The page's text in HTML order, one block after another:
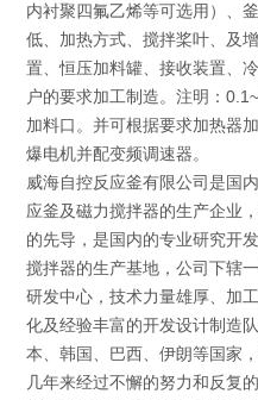
内衬聚四氟乙烯等可选用）、
低、加热方式、搅拌桨叶、及
置、恒压加料罐、接收装置、
户的要求加工制造。注明：
加料口。并可根据要求加热器
爆电机并配变频调速器。
威海自控反应釜有限公司是国
应釜及磁力搅拌器的生产企业
的先导，是国内的专业研究开
搅拌器的生产基地，公司下辖
研发中心，技术力量雄厚、加
化及经验丰富的开发设计制造
本、韩国、巴西、伊朗等国家
几年来经过不懈的努力和反复